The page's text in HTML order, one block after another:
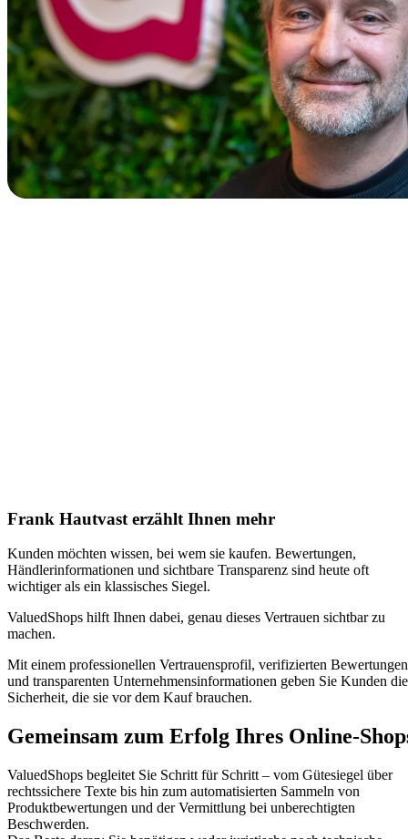
Frank Hautvast erzählt Ihnen mehr
Kunden möchten wissen, bei wem sie kaufen. Bewertungen,
Händlerinformationen und sichtbare Transparenz sind heute oft
wichtiger als ein klassisches Siegel.
ValuedShops hilft Ihnen dabei, genau dieses Vertrauen sichtbar zu
machen.
Mit einem professionellen Vertrauensprofil, verifizierten Bewertungen
und transparenten Unternehmensinformationen geben Sie Kunden die
Sicherheit, die sie vor dem Kauf brauchen.
Gemeinsam zum Erfolg Ihres Online-
ValuedShops begleitet Sie Schritt für Schritt – vom Gütesiegel über
rechtssichere Texte bis hin zum automatisierten Sammeln von
Produktbewertungen und der Vermittlung bei unberechtigten
Beschwerden.